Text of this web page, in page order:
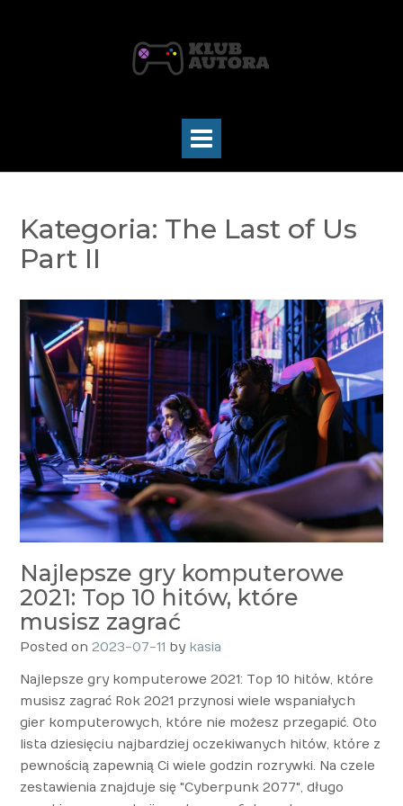
Kategoria: The Last of Us
Part II
Najlepsze gry komputerowe
2021: Top 10 hitów, które
musisz zagrać
Posted on 2023-07-11 by kasia
Najlepsze gry komputerowe 2021: Top 10 hitów, które
musisz zagrać Rok 2021 przynosi wiele wspaniałych
gier komputerowych, które nie możesz przegapić. Oto
lista dziesięciu najbardziej oczekiwanych hitów, które z
pewnością zapewnią Ci wiele godzin rozrywki. Na czele
zestawienia znajduje się "Cyberpunk 2077", długo